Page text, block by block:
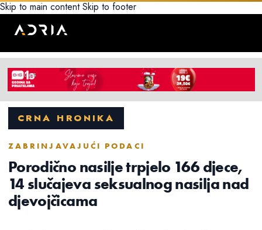
Skip to main content Skip to footer
CRNA HRONIKA
ZABRINJAVAJUĆI PODACI
Porodično nasilje trpjelo 166 djece,
14 slučajeva seksualnog nasilja nad
djevojčicama